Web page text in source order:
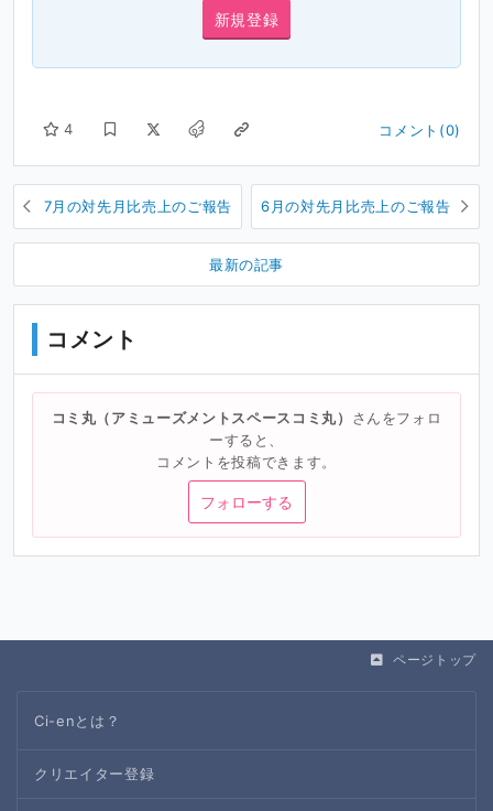
新規登録
4 コメント(0)
7月の対先月比売上のご報告 6月の対先月比売上のご報告
最新の記事
コメント
コミ丸（アミューズメントスペースコミ丸） さんをフォロ
ーすると、
コメントを投稿できます。
フォローする
ページトップ
Ci-enとは？
クリエイター登録